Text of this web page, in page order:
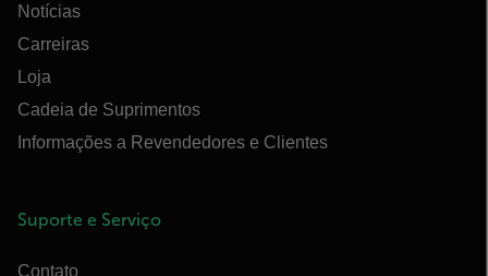
Notícias
Carreiras
Loja
Cadeia de Suprimentos
Informações a Revendedores e Clientes
Suporte e Serviço
Contato